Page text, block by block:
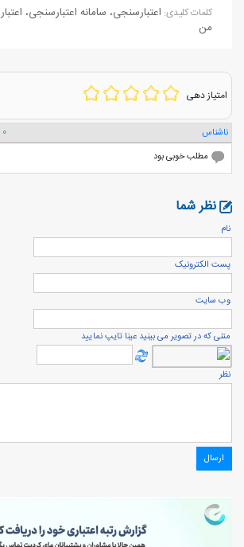
كلمات كليدی: اعتبارسنجی، سامانه اعتبارسنجی،
من
امتیاز دهی
ناشناس 0
مطلب خوبی بود
نظر شما
نام
پست الكترونيک
وب سایت
متنی که در تصویر می بینید عینا تایپ نمایید
نظر